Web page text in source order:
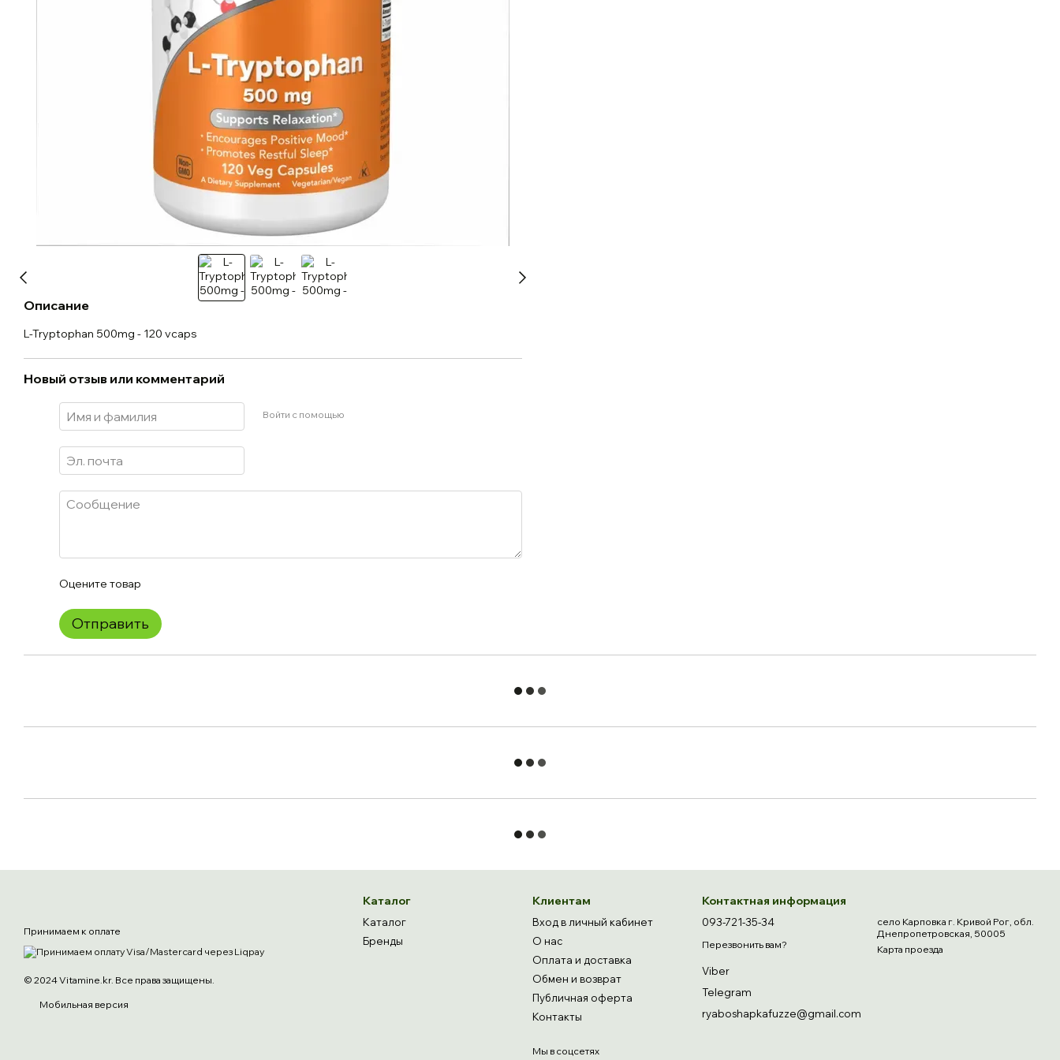
Описание
L-Tryptophan 500mg - 120 vcaps
Новый отзыв или комментарий
Войти с помощью
Оцените товар
Отправить
Принимаем к оплате
© 2024 Vitamine.kr. Все права защищены.
Мобильная версия
Каталог
Каталог
Бренды
Клиентам
Вход в личный кабинет
О нас
Оплата и доставка
Обмен и возврат
Публичная оферта
Контакты
Мы в соцсетях
Контактная информация
093-721-35-34
Перезвонить вам?
Viber
Telegram
ryaboshapkafuzze@gmail.com
село Карповка г. Кривой Рог, обл.
Днепропетровская, 50005
Карта проезда